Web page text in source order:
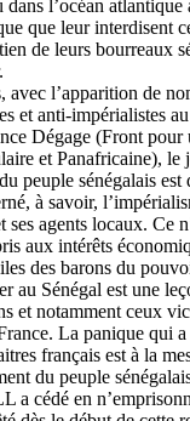
l’océan atlantique
que leur interdisent
de leurs bourreaux
avec l’apparition de
et anti-impérialistes
Dégage (Front pour
et Panafricaine), le
peuple sénégalais est
à savoir,
agents locaux. Ce
aux intérêts
des barons du
au Sénégal est une
et notamment ceux
La panique qui
français est à la
du peuple
a cédé en